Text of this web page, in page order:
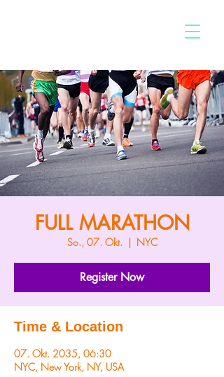
FULL MARATHON
So., 07. Okt.
  |
NYC
Register Now
Time & Location
07. Okt. 2035, 06:30
NYC, New York, NY, USA